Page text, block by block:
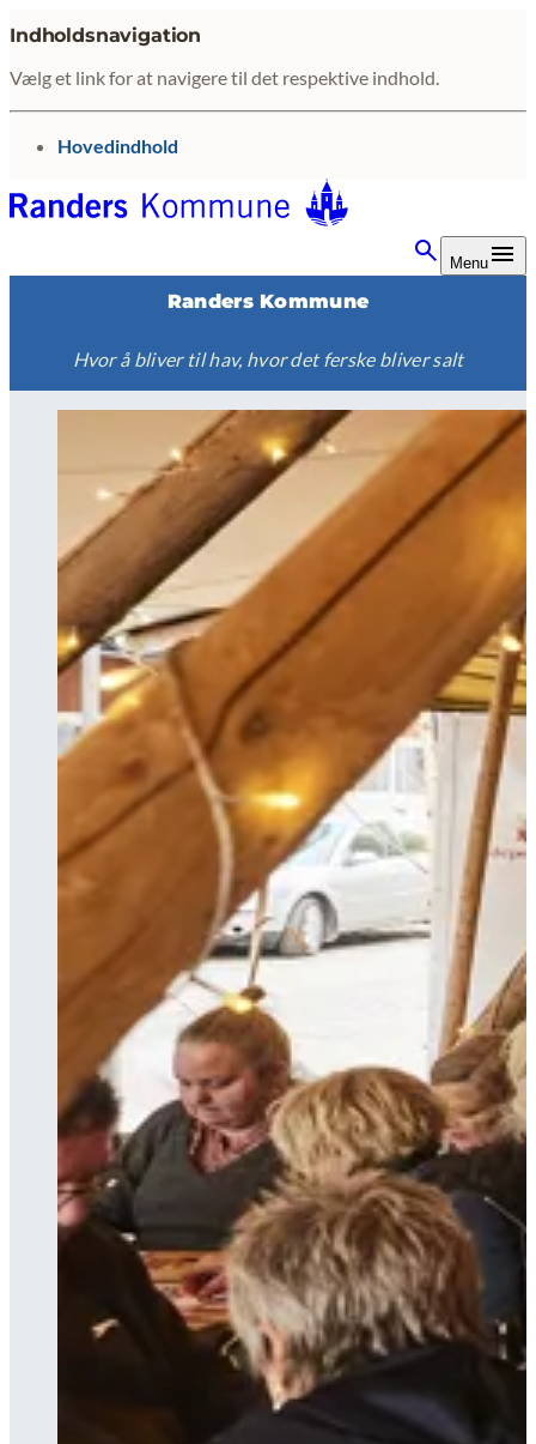
Indholdsnavigation
Vælg et link for at navigere til det respektive indhold.
gå til
Hovedindhold
Menu
Randers Kommune
Hvor å bliver til hav, hvor det ferske bliver salt